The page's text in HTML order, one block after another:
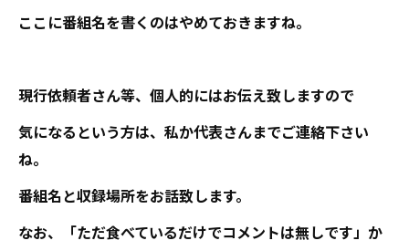
ここに番組名を書くのはやめておきますね。
現行依頼者さん等、個人的にはお伝え致しますので
気になるという方は、私か代表さんまでご連絡下さい
ね。
番組名と収録場所をお話致します。
なお、「ただ食べているだけでコメントは無しです」か